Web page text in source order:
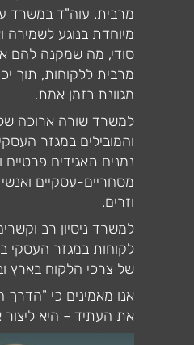
מרבית. עוה"ד במשרד
מיוחדת בנוגע
סודי, מה שמקנה להם
מרבית ללקוחות, תוך
מגוונת בזמן אמת.
למשרד שורה ארוכה
והמובילים במגזר
נמנים תאגידים פרטיים
מסחריים-עסקיים
וזרים.
למשרד ניסיון רב
לקוחות במגזר העסקי
של צרכי הלקוח בארץ
אנו מאמינים כי "הדרך
את העתיד – היא ליצור